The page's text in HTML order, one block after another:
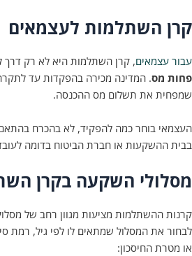
השתלמות לעצמאים
, קרן השתלמות היא לא רק דרך
. המדינה מכירה בהפקדות עד לתקרה
את תשלום מס ההכנסה.
בוחר כמה להפקיד, לא בהכרח בהתאם
או חברת הביטוח בדומה לעובד
השקעה בקרן
מציעות מגוון רחב של מסלולי
המסלול שמתאים לו לפי גיל, רמת סיכון
החיסכון: